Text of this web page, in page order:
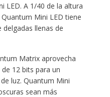
LED. A 1/40 de la altura
Quantum Mini LED tiene
llenas de
Matrix aprovecha
12 bits para un
luz. Quantum Mini
sean más